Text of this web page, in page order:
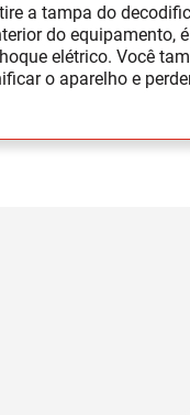
a tampa do
do equipamento,
elétrico. Você
o aparelho e